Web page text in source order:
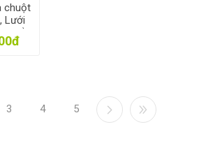
chuột
Lưới
khổ
đậu
3 4 5